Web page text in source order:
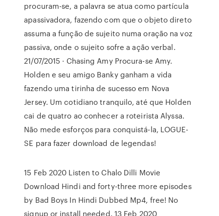
procuram-se, a palavra se atua como partícula
apassivadora, fazendo com que o objeto direto
assuma a função de sujeito numa oração na voz
passiva, onde o sujeito sofre a ação verbal.
21/07/2015 · Chasing Amy Procura-se Amy.
Holden e seu amigo Banky ganham a vida
fazendo uma tirinha de sucesso em Nova
Jersey. Um cotidiano tranquilo, até que Holden
cai de quatro ao conhecer a roteirista Alyssa.
Não mede esforços para conquistá-la, LOGUE-
SE para fazer download de legendas!
15 Feb 2020 Listen to Chalo Dilli Movie
Download Hindi and forty-three more episodes
by Bad Boys In Hindi Dubbed Mp4, free! No
signup or install needed. 13 Feb 2020